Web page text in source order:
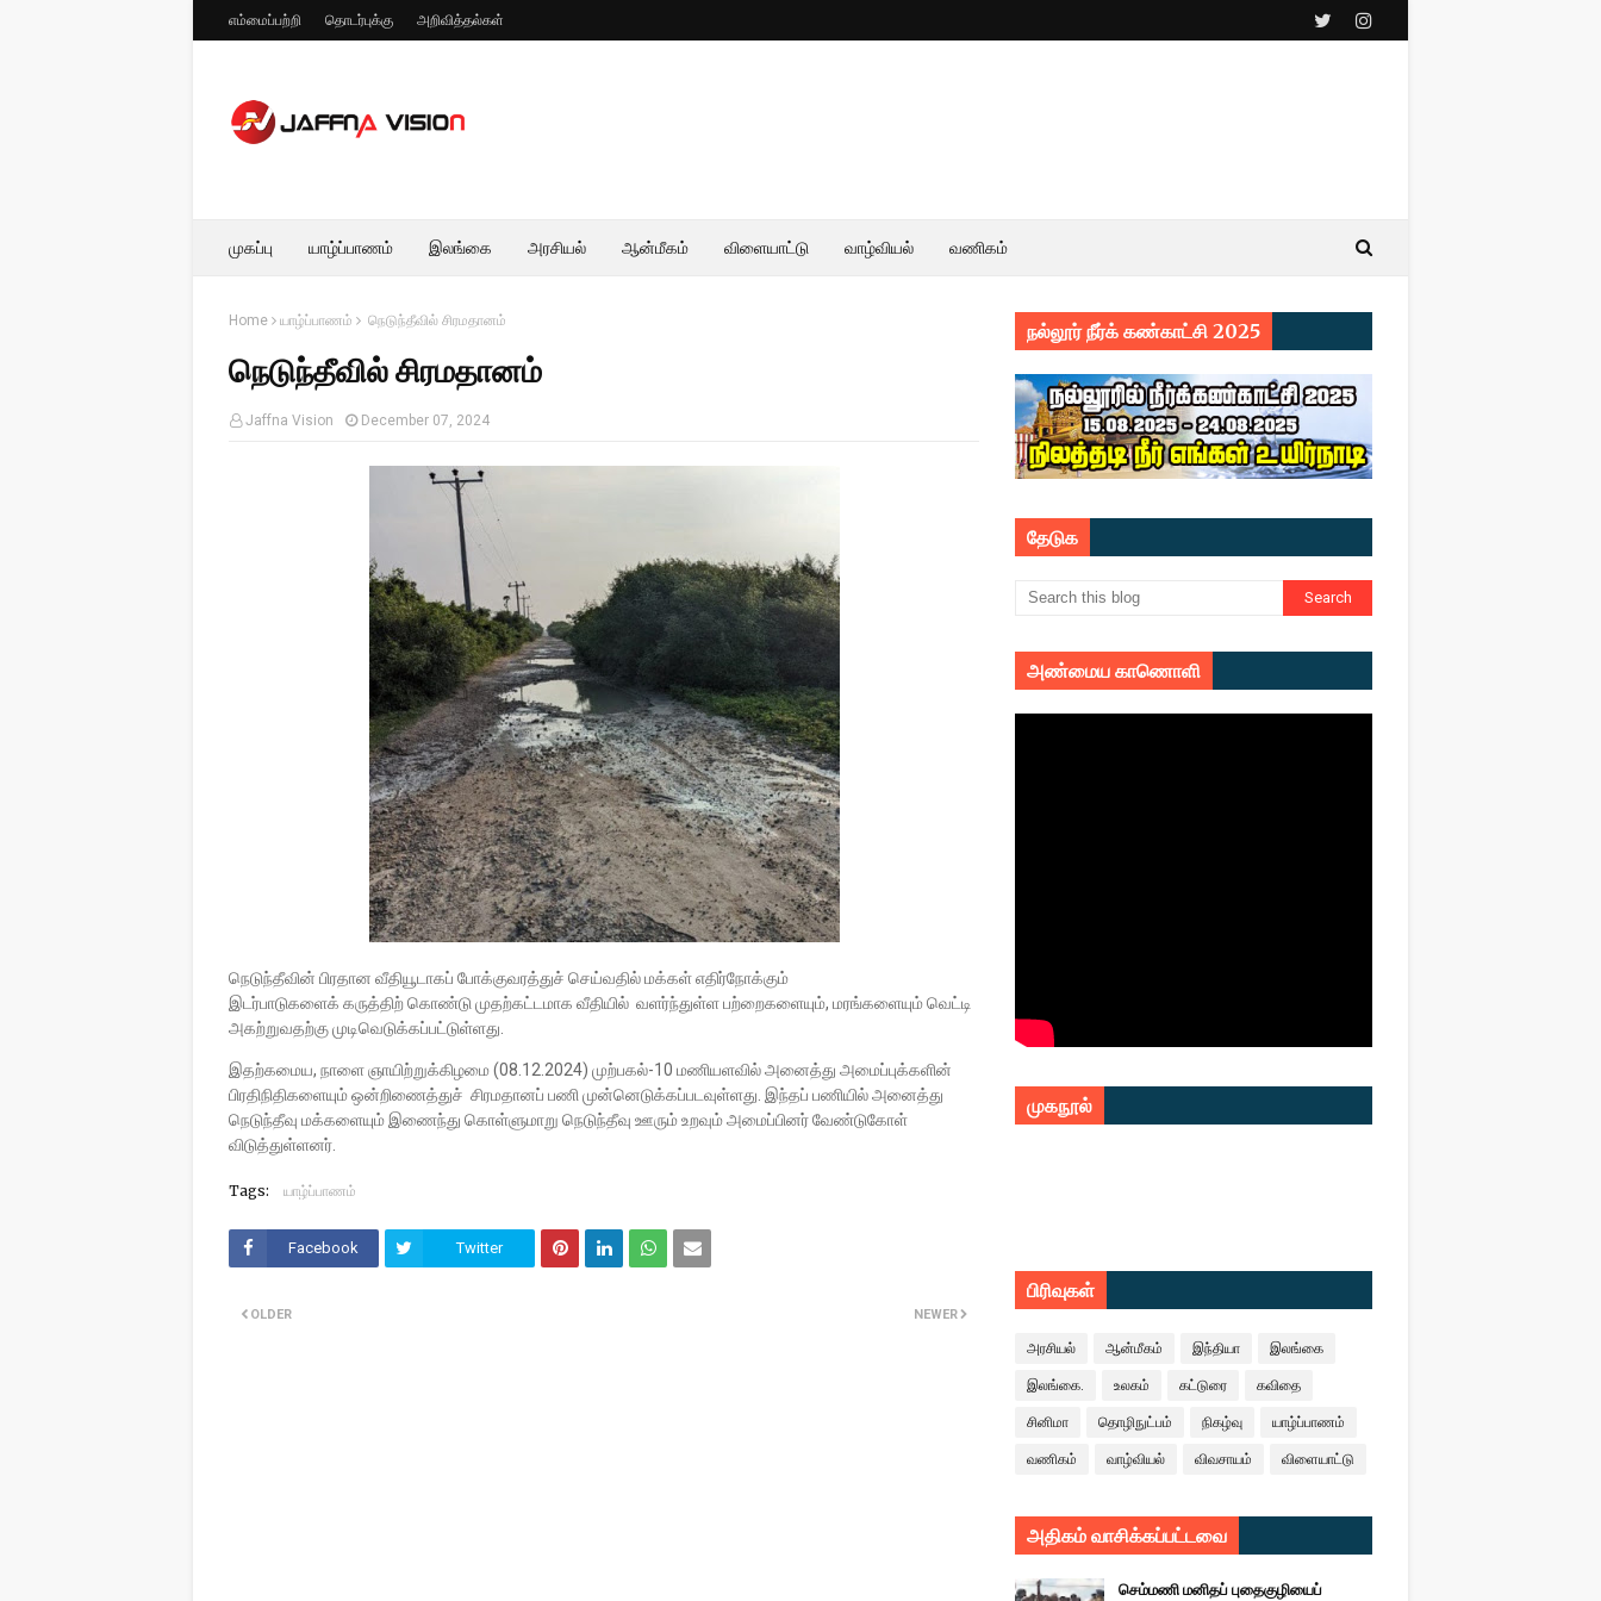
எம்மைப்பற்றி தொடர்புக்கு அறிவித்தல்கள்
முகப்பு யாழ்ப்பாணம் இலங்கை அரசியல் ஆன்மீகம் விளையாட்டு வாழ்வியல் வணிகம்
Home யாழ்ப்பாணம் நெடுந்தீவில் சிரமதானம்
நெடுந்தீவில் சிரமதானம்
Jaffna Vision December 07, 2024
நெடுந்தீவின் பிரதான வீதியூடாகப் போக்குவரத்துச் செய்வதில் மக்கள் எதிர்நோக்கும்
இடர்பாடுகளைக் கருத்திற் கொண்டு முதற்கட்டமாக வீதியில் வளர்ந்துள்ள பற்றைகளையும், மரங்களையும் வெட்டி
அகற்றுவதற்கு முடிவெடுக்கப்பட்டுள்ளது.
இதற்கமைய, நாளை ஞாயிற்றுக்கிழமை (08.12.2024) முற்பகல்-10 மணியளவில் அனைத்து அமைப்புக்களின்
பிரதிநிதிகளையும் ஒன்றிணைத்துச் சிரமதானப் பணி முன்னெடுக்கப்படவுள்ளது. இந்தப் பணியில் அனைத்து
நெடுந்தீவு மக்களையும் இணைந்து கொள்ளுமாறு நெடுந்தீவு ஊரும் உறவும் அமைப்பினர் வேண்டுகோள்
விடுத்துள்ளனர்.
Tags: யாழ்ப்பாணம்
Facebook Twitter
NEWER
OLDER
நல்லூர் நீர்க் கண்காட்சி 2025
தேடுக
அண்மைய காணொளி
முகநூல்
பிரிவுகள்
அரசியல் ஆன்மீகம் இந்தியா இலங்கை
இலங்கை. உலகம் கட்டுரை கவிதை
சினிமா தொழிநுட்பம் நிகழ்வு யாழ்ப்பாணம்
வணிகம் வாழ்வியல் விவசாயம் விளையாட்டு
அதிகம் வாசிக்கப்பட்டவை
செம்மணி மனிதப் புதைகுழியைப்